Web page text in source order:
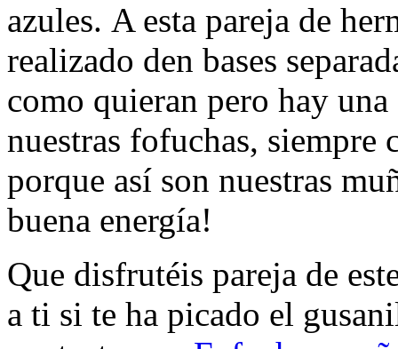
azules. A esta pareja de
realizado den bases
como quieran pero hay
nuestras fofuchas, siempre
porque así son nuestras
buena energía!
Que disfrutéis pareja de
a ti si te ha picado el